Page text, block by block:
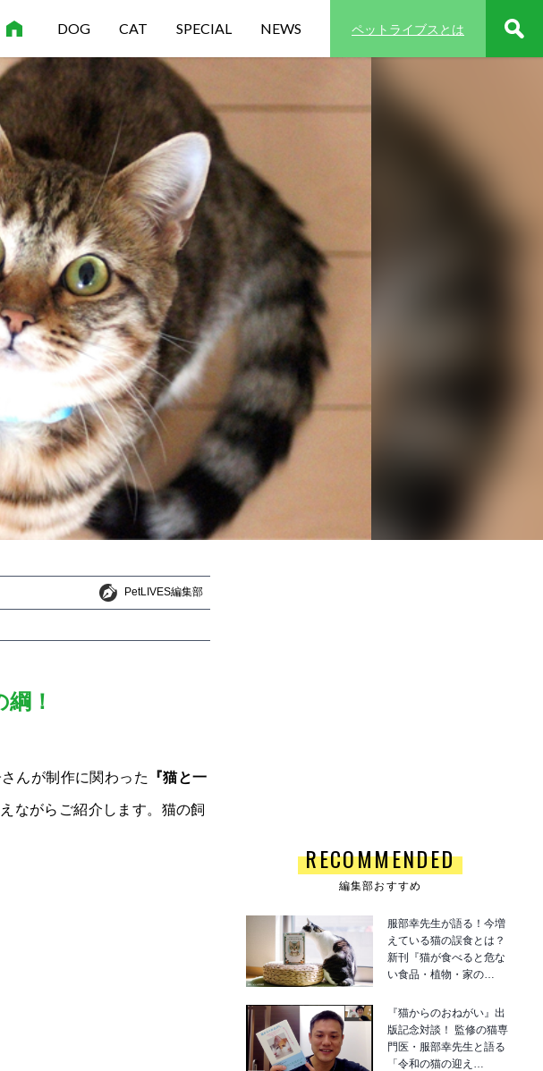
DOG CAT SPECIAL NEWS ペットライブスとは
PetLIVES編集部
PetLIVES編集部
！
んが制作に関わった 『猫と一
ながらご紹介します。猫の飼
RECOMMENDED
編集部おすすめ
服部幸先生が語る！今増
えている猫の誤食とは？
新刊『猫が食べると危な
い食品・植物・家の…
『猫からのおねがい』出
版記念対談！ 監修の猫専
門医・服部幸先生と語る
「令和の猫の迎え…